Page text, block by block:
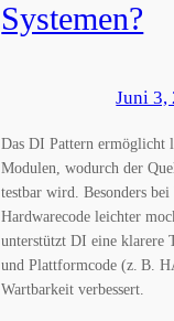
Systemen?
Juni 3,
Das DI Pattern ermöglicht
Modulen, wodurch der
testbar wird. Besonders
Hardwarecode leichter
unterstützt DI eine klarere
und Plattformcode (z. B.
Wartbarkeit verbessert.